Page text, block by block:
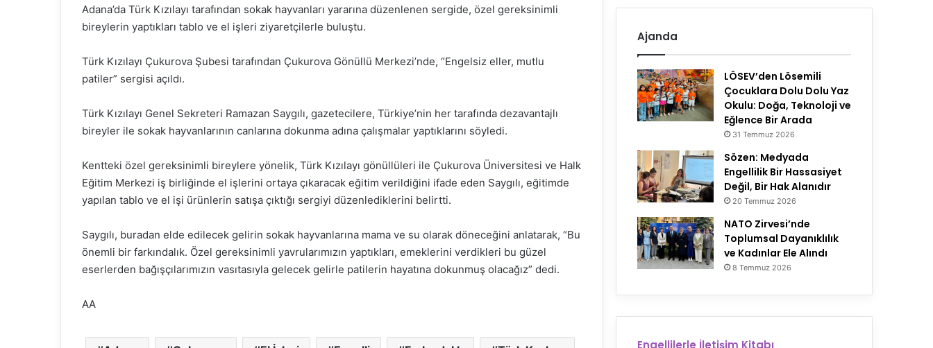
Adana’da Türk Kızılayı tarafından sokak hayvanları yararına düzenlenen sergide, özel gereksinimli
bireylerin yaptıkları tablo ve el işleri ziyaretçilerle buluştu.
Türk Kızılayı Çukurova Şubesi tarafından Çukurova Gönüllü Merkezi’nde, “Engelsiz eller, mutlu
patiler” sergisi açıldı.
Türk Kızılayı Genel Sekreteri Ramazan Saygılı, gazetecilere, Türkiye’nin her tarafında dezavantajlı
bireyler ile sokak hayvanlarının canlarına dokunma adına çalışmalar yaptıklarını söyledi.
Kentteki özel gereksinimli bireylere yönelik, Türk Kızılayı gönüllüleri ile Çukurova Üniversitesi ve Halk
Eğitim Merkezi iş birliğinde el işlerini ortaya çıkaracak eğitim verildiğini ifade eden Saygılı, eğitimde
yapılan tablo ve el işi ürünlerin satışa çıktığı sergiyi düzenlediklerini belirtti.
Saygılı, buradan elde edilecek gelirin sokak hayvanlarına mama ve su olarak döneceğini anlatarak, “Bu
önemli bir farkındalık. Özel gereksinimli yavrularımızın yaptıkları, emeklerini verdikleri bu güzel
eserlerden bağışçılarımızın vasıtasıyla gelecek gelirle patilerin hayatına dokunmuş olacağız” dedi.
AA
Ajanda
LÖSEV’den Lösemili
Çocuklara Dolu Dolu Yaz
Okulu: Doğa, Teknoloji ve
Eğlence Bir Arada
31 Temmuz 2026
Sözen: Medyada
Engellilik Bir Hassasiyet
Değil, Bir Hak Alanıdır
20 Temmuz 2026
NATO Zirvesi’nde
Toplumsal Dayanıklılık
ve Kadınlar Ele Alındı
8 Temmuz 2026
Engellilerle İletişim Kitabı